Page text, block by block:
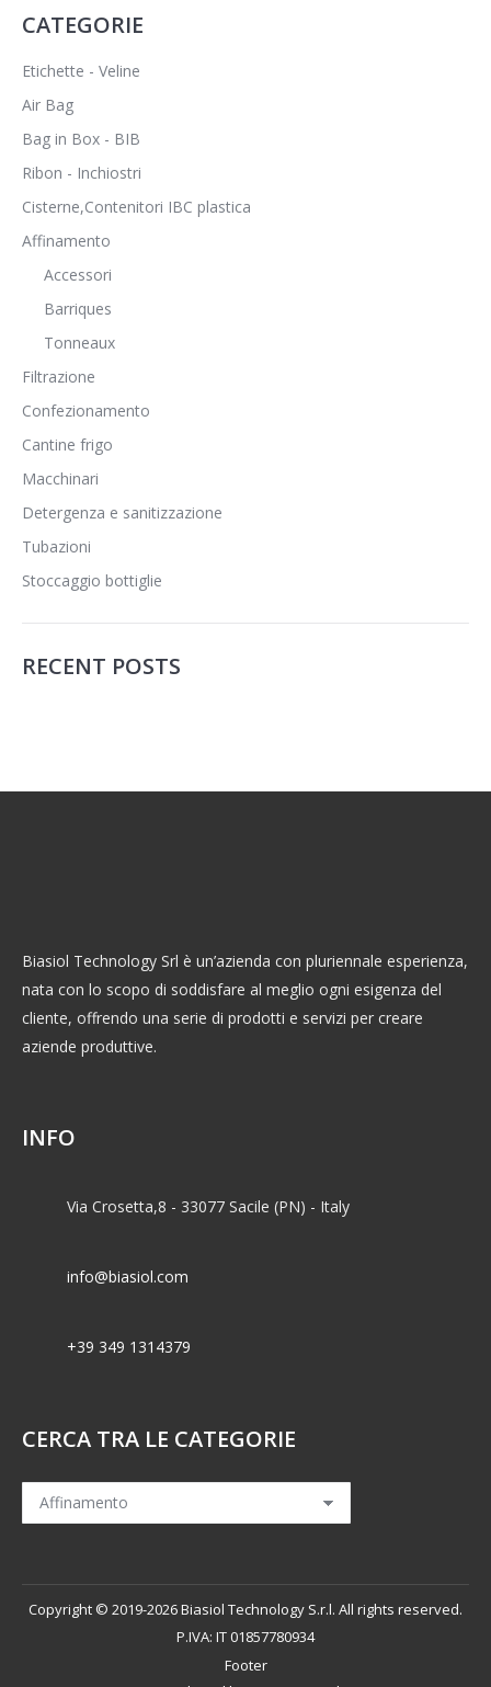
CATEGORIE
Etichette - Veline
Air Bag
Bag in Box - BIB
Ribon - Inchiostri
Cisterne,Contenitori IBC plastica
Affinamento
Accessori
Barriques
Tonneaux
Filtrazione
Confezionamento
Cantine frigo
Macchinari
Detergenza e sanitizzazione
Tubazioni
Stoccaggio bottiglie
RECENT POSTS
Biasiol Technology Srl è un’azienda con pluriennale esperienza,
nata con lo scopo di soddisfare al meglio ogni esigenza del
cliente, offrendo una serie di prodotti e servizi per creare
aziende produttive.
INFO
Via Crosetta,8 - 33077 Sacile (PN) - Italy
info@biasiol.com
+39 349 1314379
CERCA TRA LE CATEGORIE
Copyright © 2019-2026 Biasiol Technology S.r.l. All rights reserved.
P.IVA: IT 01857780934
Footer